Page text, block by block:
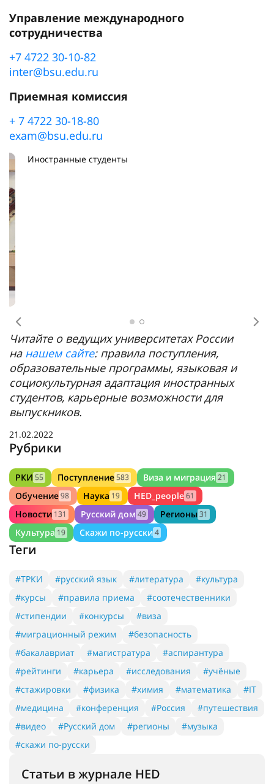
Управление международного
сотрудничества
+7 4722 30-10-82
inter@bsu.edu.ru
Приемная комиссия
+ 7 4722 30-18-80
exam@bsu.edu.ru
Предыдущее
Читайте о ведущих университетах России
на нашем сайте: правила поступления,
образовательные программы, языковая и
социокультурная адаптация иностранных
студентов, карьерные возможности для
выпускников.
21.02.2022
Рубрики
РКИ 55 Поступление583 Виза и миграция 21
Обучение98 Наука 19 HED_people61
Новости 131 Русский дом 49 Регионы31
Культура 19 Скажи по-русски4
Теги
#ТРКИ #русский язык #литература
#культура
#курсы
#правила приема
#соотечественники
#стипендии
#конкурсы
#виза
#миграционный режим
#безопасность
#бакалавриат
#магистратура
#аспирантура
#рейтинги
#карьера #исследования
#учёные
#стажировки
#физика #химия #математика
#IT
#медицина
#конференция #Россия
#путешествия
#видео
#Русский дом #регионы
#музыка
#скажи по-русски
Статьи в журнале HED